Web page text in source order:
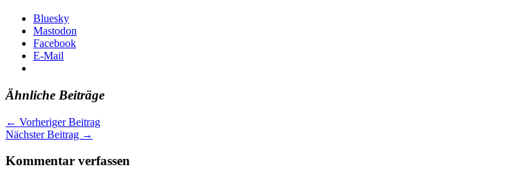
Bluesky
Mastodon
Facebook
E-Mail
Ähnliche Beiträge
← Vorheriger Beitrag
Nächster Beitrag →
Kommentar verfassen